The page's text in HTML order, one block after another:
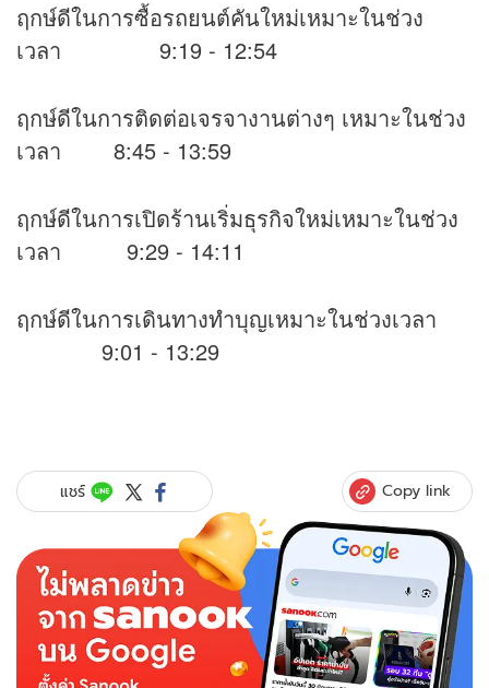
ฤกษ์ดีในการซื้อรถยนต์คันใหม่เหมาะในช่วง
เวลา 9:19 - 12:54
ฤกษ์ดีในการติดต่อเจรจางานต่างๆ เหมาะในช่วง
เวลา 8:45 - 13:59
ฤกษ์ดีในการเปิดร้านเริ่มธุรกิจใหม่เหมาะในช่วง
เวลา 9:29 - 14:11
ฤกษ์ดีในการเดินทางทำบุญเหมาะในช่วงเวลา
9:01 - 13:29
แชร์ Copy link